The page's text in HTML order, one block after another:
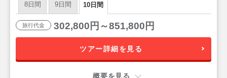
8日間 9日間 10日間
旅行代金 302,800円～851,800円
ツアー詳細を見る
概要を見る